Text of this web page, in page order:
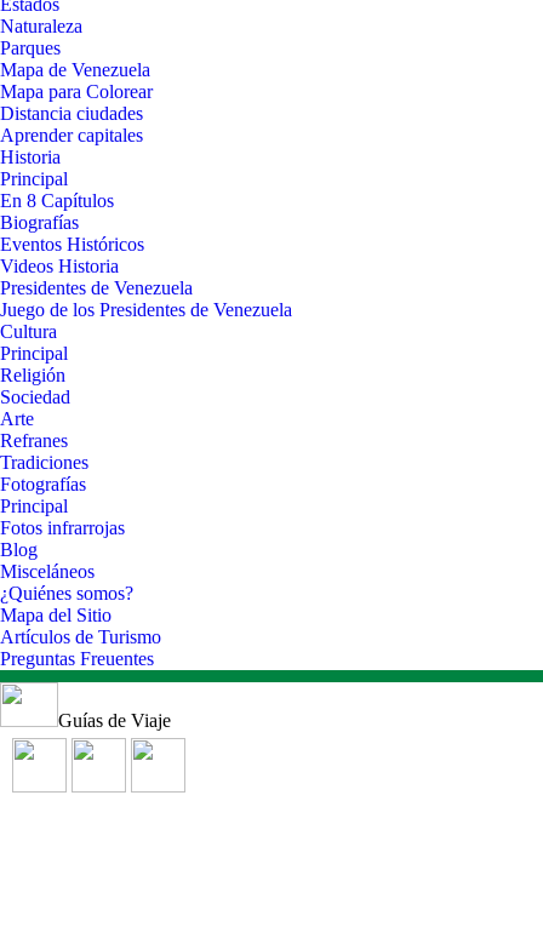
Estados
Naturaleza
Parques
Mapa de Venezuela
Mapa para Colorear
Distancia ciudades
Aprender capitales
Historia
Principal
En 8 Capítulos
Biografías
Eventos Históricos
Videos Historia
Presidentes de Venezuela
Juego de los Presidentes de Venezuela
Cultura
Principal
Religión
Sociedad
Arte
Refranes
Tradiciones
Fotografías
Principal
Fotos infrarrojas
Blog
Misceláneos
¿Quiénes somos?
Mapa del Sitio
Artículos de Turismo
Preguntas Freuentes
Guías de Viaje